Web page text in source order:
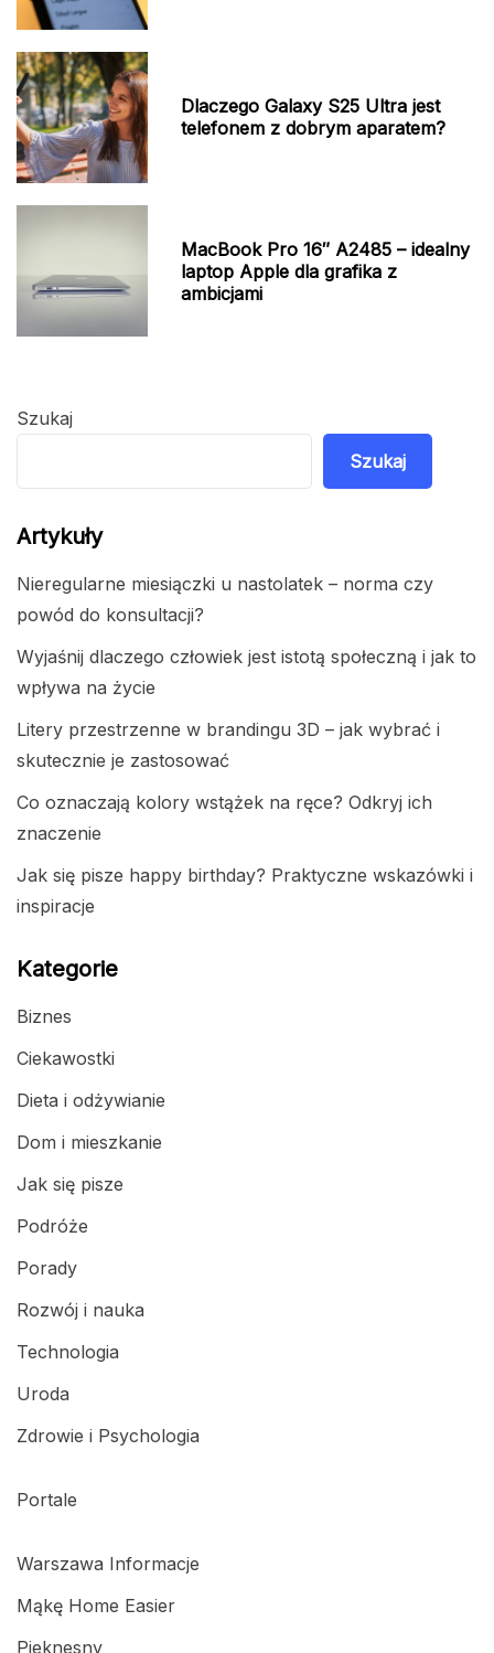
Dlaczego Galaxy S25 Ultra jest
telefonem z dobrym aparatem?
MacBook Pro 16″ A2485 – idealny
laptop Apple dla grafika z
ambicjami
Szukaj
Szukaj
Artykuły
Nieregularne miesiączki u nastolatek – norma czy
powód do konsultacji?
Wyjaśnij dlaczego człowiek jest istotą społeczną i jak to
wpływa na życie
Litery przestrzenne w brandingu 3D – jak wybrać i
skutecznie je zastosować
Co oznaczają kolory wstążek na ręce? Odkryj ich
znaczenie
Jak się pisze happy birthday? Praktyczne wskazówki i
inspiracje
Kategorie
Biznes
Ciekawostki
Dieta i odżywianie
Dom i mieszkanie
Jak się pisze
Podróże
Porady
Rozwój i nauka
Technologia
Uroda
Zdrowie i Psychologia
Portale
Warszawa Informacje
Mąkę Home Easier
Pieknesny